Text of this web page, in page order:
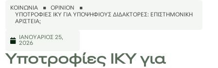
ΚΟΙΝΩΝΊΑ
OPINION
ΥΠΟΤΡΟΦΊΕΣ ΙΚΥ ΓΙΑ ΥΠΟΨΉΦΙΟΥΣ ΔΙΔΆΚΤΟΡΕΣ: ΕΠΙΣΤΗΜΟΝΙΚΉ
ΑΡΙΣΤΕΊΑ;
ΙΑΝΟΥΆΡΙΟΣ 25,
2026
Υποτροφίες ΙΚΥ για